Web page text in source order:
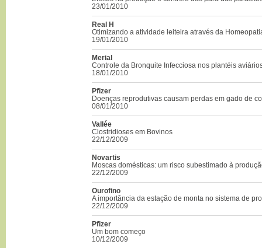
23/01/2010
Real H
Otimizando a atividade leiteira através da
19/01/2010
Merial
Controle da Bronquite Infecciosa nos plantéis
18/01/2010
Pfizer
Doenças reprodutivas causam perdas em gado de
08/01/2010
Vallée
Clostridioses em Bovinos
22/12/2009
Novartis
Moscas domésticas: um risco subestimado à
22/12/2009
Ourofino
A importância da estação de monta no sistema de
22/12/2009
Pfizer
Um bom começo
10/12/2009